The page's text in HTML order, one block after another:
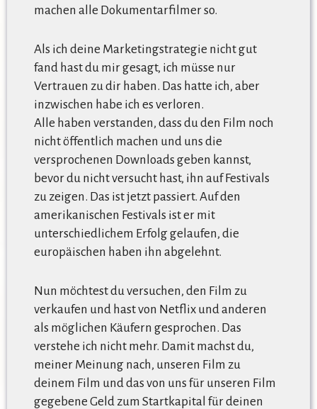
machen alle Dokumentarfilmer so.
Als ich deine Marketingstrategie nicht gut
fand hast du mir gesagt, ich müsse nur
Vertrauen zu dir haben. Das hatte ich, aber
inzwischen habe ich es verloren.
Alle haben verstanden, dass du den Film noch
nicht öffentlich machen und uns die
versprochenen Downloads geben kannst,
bevor du nicht versucht hast, ihn auf Festivals
zu zeigen. Das ist jetzt passiert. Auf den
amerikanischen Festivals ist er mit
unterschiedlichem Erfolg gelaufen, die
europäischen haben ihn abgelehnt.
Nun möchtest du versuchen, den Film zu
verkaufen und hast von Netflix und anderen
als möglichen Käufern gesprochen. Das
verstehe ich nicht mehr. Damit machst du,
meiner Meinung nach, unseren Film zu
deinem Film und das von uns für unseren Film
gegebene Geld zum Startkapital für deinen